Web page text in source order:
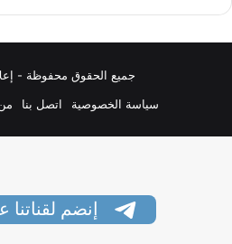
جميع الحقوق محفوظة -
سياسة الخصوصية
اتصل بنا
إنضم